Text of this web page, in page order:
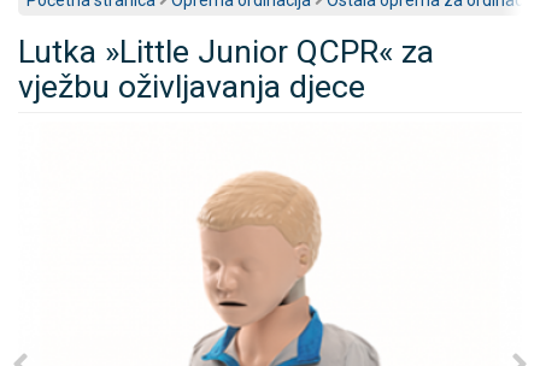
Lutka »Little Junior QCPR« za
vježbu oživljavanja djece